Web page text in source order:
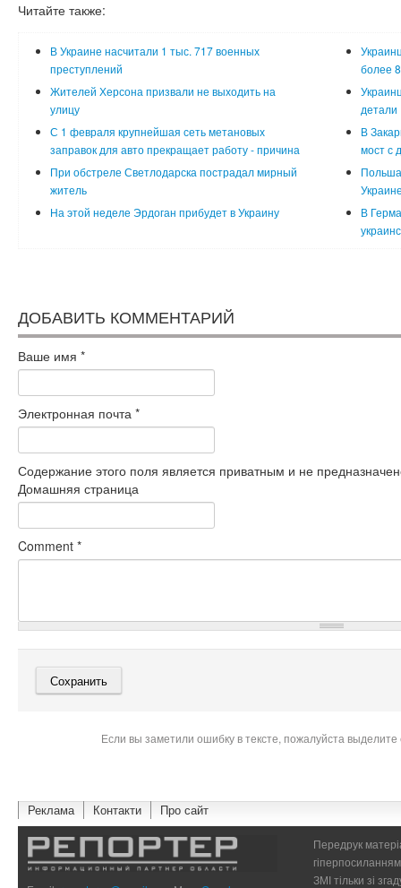
Читайте также:
В Украине насчитали 1 тыс. 717 военных
преступлений
более
Жителей Херсона призвали не выходить на
улицу
детали
С 1 февраля крупнейшая сеть метановых
заправок для авто прекращает работу - причина
В
мост с
При обстреле Светлодарска пострадал мирный
житель
На этой неделе Эрдоган прибудет в Украину
В
ДОБАВИТЬ КОММЕНТАРИЙ
Ваше имя *
Электронная почта *
Содержание этого поля является приватным и не
Домашняя страница
Comment *
Если вы заметили ошибку в тексте, пожалуйста
Реклама Контакти Про сайт
Передрук
ЗМІ тільки зі